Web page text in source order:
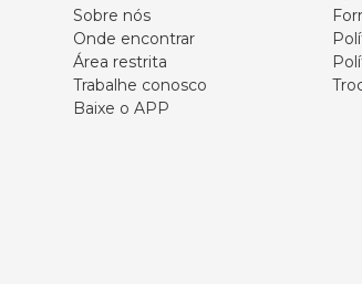
Sobre nós
Onde encontrar
Área restrita
Trabalhe conosco
Baixe o APP